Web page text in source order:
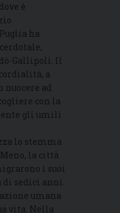
è
ha
Gallipoli. Il
a
ad
con la
gli umili
lo stemma
la città
i suoi
di sedici anni.
umana
vita. Nella